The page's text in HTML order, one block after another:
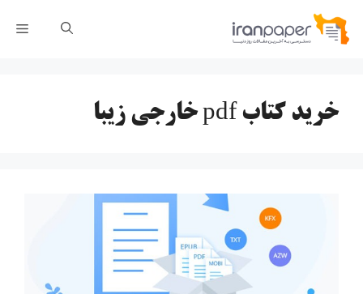
پرش
خرید کتاب pdf خارجی زیبا